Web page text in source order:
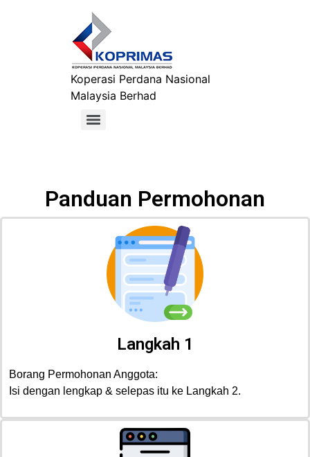
Koperasi Perdana Nasional
Malaysia Berhad
Panduan Permohonan
Langkah 1
Borang Permohonan Anggota:
Isi dengan lengkap & selepas itu ke Langkah 2.